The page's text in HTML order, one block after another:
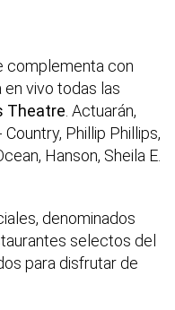
complementa con
vivo todas las
Theatre. Actuarán,
Phillip Phillips,
Hanson, Sheila E.
denominados
selectos del
para disfrutar de